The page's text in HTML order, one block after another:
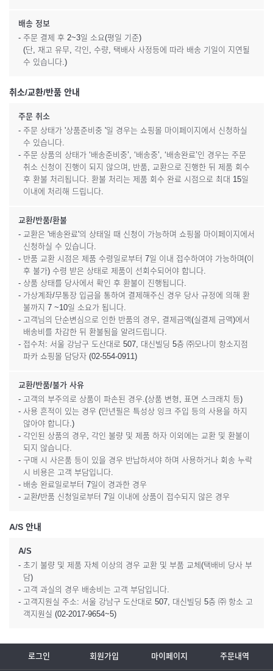
배송 정보
- 주문 결제 후 2~3일 소요(평일 기준)
(단, 재고 유무, 각인, 수량, 택배사 사정등에 따라 배송 기일이 지연될
수 있습니다.)
취소/교환/반품 안내
주문 취소
- 주문 상태가 '상품준비중 '일 경우는 쇼핑몰 마이페이지에서 신청하실
수 있습니다.
- 주문 상품의 상태가 ‘배송준비중’, ‘배송중’, ‘배송완료’인 경우는 주문
취소 신청이 진행이 되지 않으며, 반품, 교환으로 진행한 뒤 제품 회수
후 환불 처리됩니다. 환불 처리는 제품 회수 완료 시점으로 최대 15일
이내에 처리해 드립니다.
교환/반품/환불
- 교환은 '배송완료'의 상태일 때 신청이 가능하며 쇼핑몰 마이페이지에서
신청하실 수 있습니다.
- 반품 교환 시점은 제품 수령일로부터 7일 이내 접수하여야 가능하며(이
후 불가) 수령 받은 상태로 제품이 선회수되어야 합니다.
- 상품 상태를 당사에서 확인 후 환불이 진행됩니다.
- 가상계좌/무통장 입금을 통하여 결제해주신 경우 당사 규정에 의해 환
불까지 7 ~10일 소요가 됩니다.
- 고객님의 단순변심으로 인한 반품의 경우, 결제금액(실결제 금액)에서
배송비를 차감한 뒤 환불됨을 알려드립니다.
- 접수처: 서울 강남구 도산대로 507, 대신빌딩 5층 ㈜모나미 항소지점
파카 쇼핑몰 담당자 (02-554-0911)
교환/반품/불가 사유
- 고객의 부주의로 상품이 파손된 경우.(상품 변형, 표면 스크래치 등)
- 사용 흔적이 있는 경우 (만년필은 특성상 잉크 주입 등의 사용을 하지
않아야 합니다.)
- 각인된 상품의 경우, 각인 불량 및 제품 하자 이외에는 교환 및 환불이
되지 않습니다.
- 구매 시 사은품 등이 있을 경우 반납하셔야 하며 사용하거나 회송 누락
시 비용은 고객 부담입니다.
- 배송 완료일로부터 7일이 경과한 경우
- 교환/반품 신청일로부터 7일 이내에 상품이 접수되지 않은 경우
A/S 안내
A/S
- 초기 불량 및 제품 자체 이상의 경우 교환 및 부품 교체(택배비 당사 부
담)
- 고객 과실의 경우 배송비는 고객 부담입니다.
- 고객지원실 주소: 서울 강남구 도산대로 507, 대신빌딩 5층 ㈜ 항소 고
객지원실 (02-2017-9654~5)
로그인 회원가입 마이페이지 주문내역